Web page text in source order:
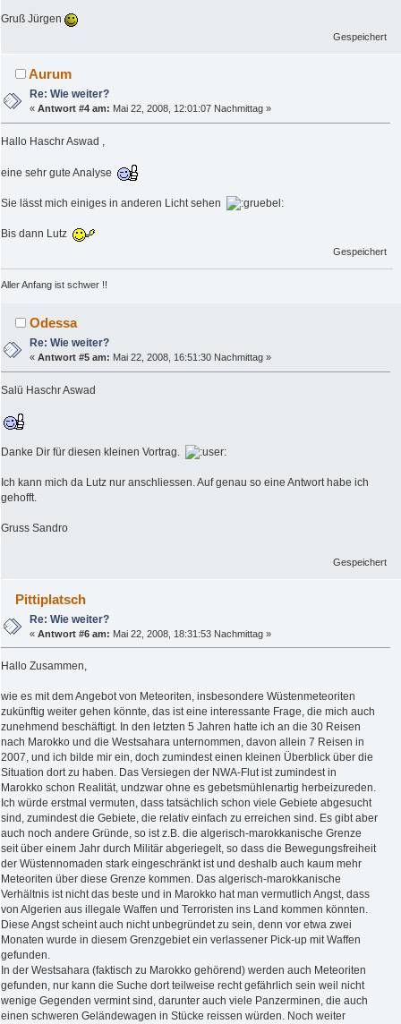
Gruß Jürgen
Gespeichert
Aurum
Re: Wie weiter?
«Antwort #4 am: Mai 22, 2008, 12:01:07 Nachmittag »
Hallo Haschr Aswad ,
eine sehr gute Analyse
Sie lässt mich einiges in anderen Licht sehen
Bis dann Lutz
Gespeichert
Aller Anfang ist schwer !!
Odessa
Re: Wie weiter?
«Antwort #5 am: Mai 22, 2008, 16:51:30 Nachmittag »
Salü Haschr Aswad
Danke Dir für diesen kleinen Vortrag.
Ich kann mich da Lutz nur anschliessen. Auf genau so eine Antwort habe ich
gehofft.
Gruss Sandro
Gespeichert
Pittiplatsch
Re: Wie weiter?
«Antwort #6 am: Mai 22, 2008, 18:31:53 Nachmittag »
Hallo Zusammen,
wie es mit dem Angebot von Meteoriten, insbesondere Wüstenmeteoriten
zukünftig weiter gehen könnte, das ist eine interessante Frage, die mich auch
zunehmend beschäftigt. In den letzten 5 Jahren hatte ich an die 30 Reisen
nach Marokko und die Westsahara unternommen, davon allein 7 Reisen in
2007, und ich bilde mir ein, doch zumindest einen kleinen Überblick über die
Situation dort zu haben. Das Versiegen der NWA-Flut ist zumindest in
Marokko schon Realität, undzwar ohne es gebetsmühlenartig herbeizureden.
Ich würde erstmal vermuten, dass tatsächlich schon viele Gebiete abgesucht
sind, zumindest die Gebiete, die relativ einfach zu erreichen sind. Es gibt aber
auch noch andere Gründe, so ist z.B. die algerisch-marokkanische Grenze
seit über einem Jahr durch Militär abgeriegelt, so dass die Bewegungsfreiheit
der Wüstennomaden stark eingeschränkt ist und deshalb auch kaum mehr
Meteoriten über diese Grenze kommen. Das algerisch-marokkanische
Verhältnis ist nicht das beste und in Marokko hat man vermutlich Angst, dass
von Algerien aus illegale Waffen und Terroristen ins Land kommen könnten.
Diese Angst scheint auch nicht unbegründet zu sein, denn vor etwa zwei
Monaten wurde in diesem Grenzgebiet ein verlassener Pick-up mit Waffen
gefunden.
In der Westsahara (faktisch zu Marokko gehörend) werden auch Meteoriten
gefunden, nur kann die Suche dort teilweise recht gefährlich sein weil nicht
wenige Gegenden vermint sind, darunter auch viele Panzerminen, die auch
einen schweren Geländewagen in Stücke reissen würden. Noch weiter